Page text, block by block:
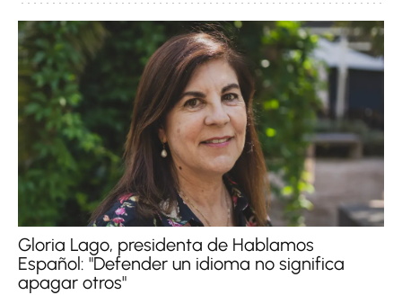
Gloria Lago, presidenta de Hablamos
Español: "Defender un idioma no significa
apagar otros"